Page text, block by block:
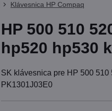
Klávesnica HP Compaq
HP 500 510
hp520 hp530
SK klávesnica pre HP 500
PK1301J03E0